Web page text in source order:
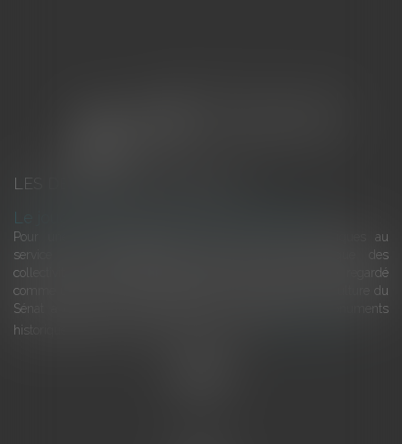
LES DERNIÈRES ACTUALITÉS
Le joug léger des monuments historiques
Pour une gestion patrimoniale des monuments historiques au
service du développement économique et touristique des
collectivités Le monument historique a longtemps été regardé
comme une charge. Le rapport que la commission de la culture du
Sénat a consacré, en juillet 2026, à la gestion des monuments
historiques invite à y voir aussi une ressour...